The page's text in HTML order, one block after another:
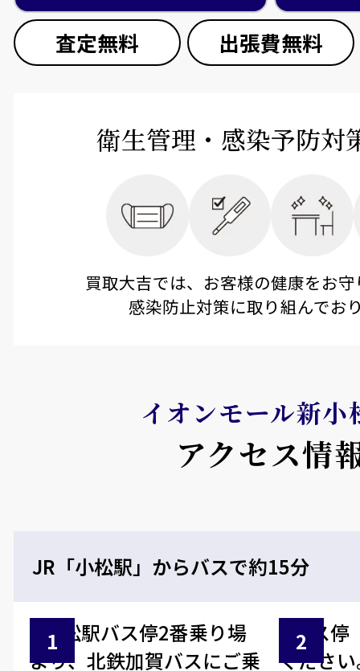
査定無料 出張費無料
衛生管理・感染予防対
買取大吉では、お客様の健康をお
感染防止対策に取り組んでお
イオンモール新小
アクセス情
JR「小松駅」からバスで約15分